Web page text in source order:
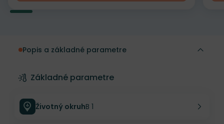
Popis a základné parametre
Základné parametre
Životný okruhB 1